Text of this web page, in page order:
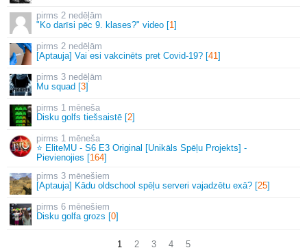
2 nedēļām
"Ko darīsi pēc 9. klases?" video [1]
2 nedēļām
[Aptauja] Vai esi vakcinēts pret Covid-19? [41]
3 nedēļām
Mu squad [3]
1 mēneša
Disku golfs tiešsaistē [2]
1 mēneša
⭐ EliteMU - S6 E3 Original [Unikāls Spēļu Projekts] -
Pievienojies [164]
3 mēnešiem
[Aptauja] Kādu oldschool spēļu serveri vajadzētu exā? [25]
6 mēnešiem
Disku golfa grozs [0]
1 2 3 4 5